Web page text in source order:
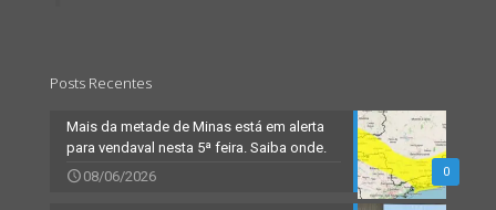
Posts Recentes
0
Mais da metade de Minas está em alerta
para vendaval nesta 5ª feira. Saiba onde.
08/06/2026